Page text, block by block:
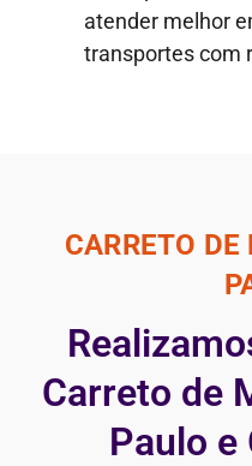
atender melhor
transportes com
CARRETO
Carreto de
Paulo e